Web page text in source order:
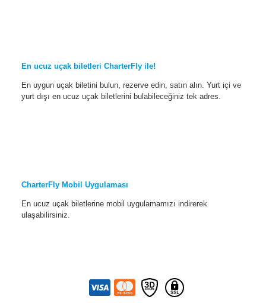
En ucuz uçak biletleri CharterFly ile!
En uygun uçak biletini bulun, rezerve edin, satın alın. Yurt içi ve
yurt dışı en ucuz uçak biletlerini bulabileceğiniz tek adres.
CharterFly Mobil Uygulaması
En ucuz uçak biletlerine mobil uygulamamızı indirerek
ulaşabilirsiniz.